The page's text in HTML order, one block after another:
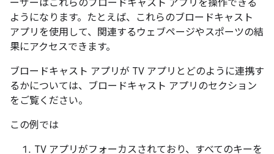
ーザーはこれらのブロードキャスト アプリを操作できる
ようになります。たとえば、これらのブロードキャスト
アプリを使用して、関連するウェブページやスポーツの結
果にアクセスできます。
ブロードキャスト アプリが TV アプリとどのように連携す
るかについては、ブロードキャスト アプリ のセクション
をご覧ください。
この例では
TV アプリがフォーカスされており、すべてのキーを